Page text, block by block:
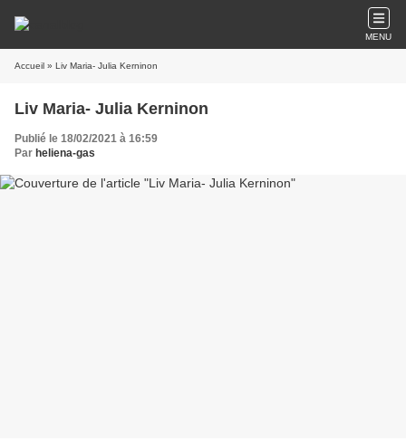
MENU
Accueil » Liv Maria- Julia Kerninon
Liv Maria- Julia Kerninon
Publié le 18/02/2021 à 16:59
Par heliena-gas